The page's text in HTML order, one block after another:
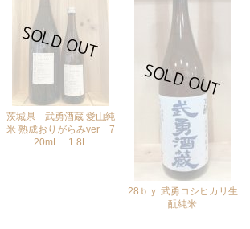
茨城県 武勇酒蔵 愛山純
米 熟成おりがらみver 7
20mL 1.8L
28ｂｙ 武勇コシヒカリ生
酛純米